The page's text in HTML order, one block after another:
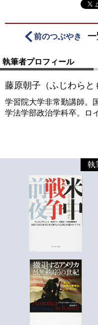
前のつぶやき
執筆者プロフィール
藤原朝子（ふじわらと
学習院大学非常勤講師。
学法学部政治学科卒。ロ
執